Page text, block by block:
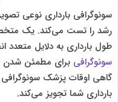
سونوگرافی بارداری نوعی
رشد را تست می‌کند. یک
طول بارداری به دلایل متعدد
سونوگرافی برای مطمئن شدن
گاهی اوقات پزشک
بارداری شما تجویز می‌کند.